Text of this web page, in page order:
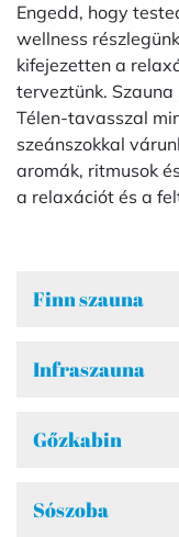
Engedd, hogy
wellness
kifejezetten a
terveztünk. Szauna
Télen-tavasszal
szeánszokkal
aromák, ritmusok
a relaxációt és a
Finn szauna
Infraszauna
Gőzkabin
Sószoba